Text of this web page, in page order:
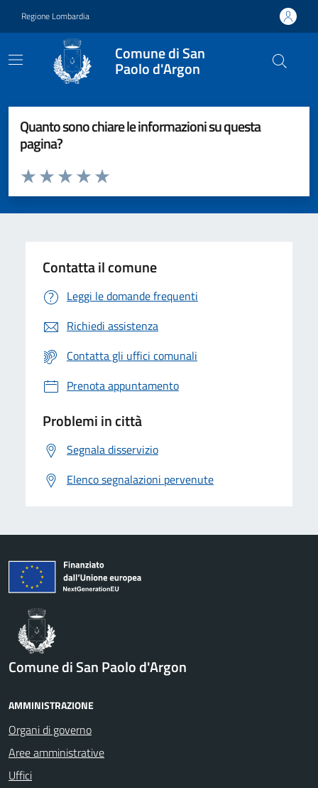
Regione Lombardia
Comune di San
Paolo d'Argon
Quanto sono chiare le informazioni su questa
pagina?
Valuta da 1 a 5 stelle la pagina
Valuta 5 stelle su 5
Valuta 4 stelle su 5
Valuta 3 stelle su 5
Valuta 2 stelle su 5
Valuta 1 stelle su 5
Contatta il comune
Leggi le domande frequenti
Richiedi assistenza
Contatta gli uffici comunali
Prenota appuntamento
Problemi in città
Segnala disservizio
Elenco segnalazioni pervenute
Comune di San Paolo d'Argon
AMMINISTRAZIONE
Organi di governo
Aree amministrative
Uffici